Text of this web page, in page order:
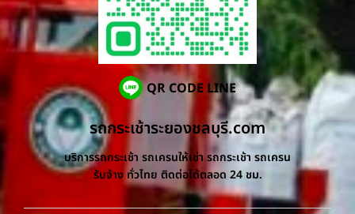
QR CODE LINE
รถกระเช้าระยองชลบุรี.com
บริการรถกระเช้า รถเครนให้เช่า รถกระเช้า รถเครน
รับจ้าง ทั่วไทย ติดต่อได้ตลอด 24 ชม.